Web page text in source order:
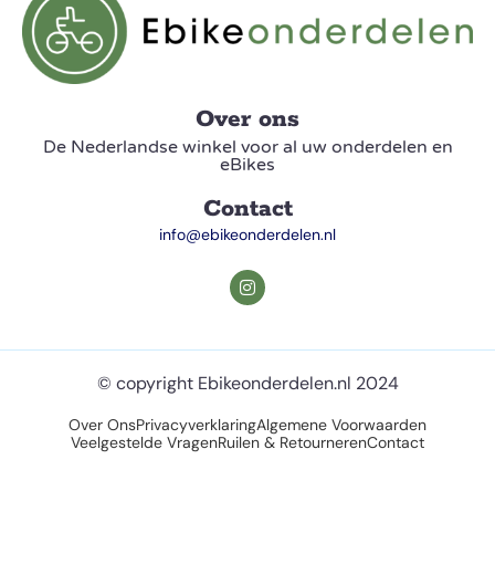
Over ons
De Nederlandse winkel voor al uw onderdelen en
eBikes
Contact
info@ebikeonderdelen.nl
© copyright Ebikeonderdelen.nl 2024
Over OnsPrivacyverklaringAlgemene Voorwaarden
Veelgestelde VragenRuilen & RetournerenContact